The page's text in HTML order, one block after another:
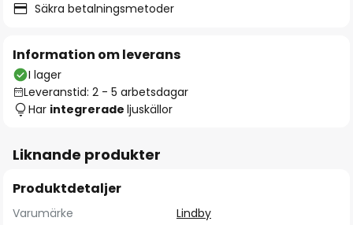
Säkra betalningsmetoder
Information om leverans
I lager
Leveranstid: 2 - 5 arbetsdagar
Har integrerade ljuskällor
Liknande produkter
Produktdetaljer
Varumärke
Lindby